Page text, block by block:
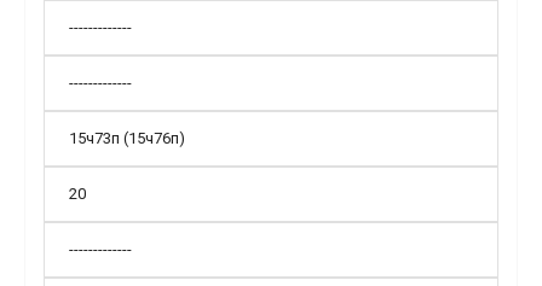
-------------
-------------
15ч73п (15ч76п)
20
-------------